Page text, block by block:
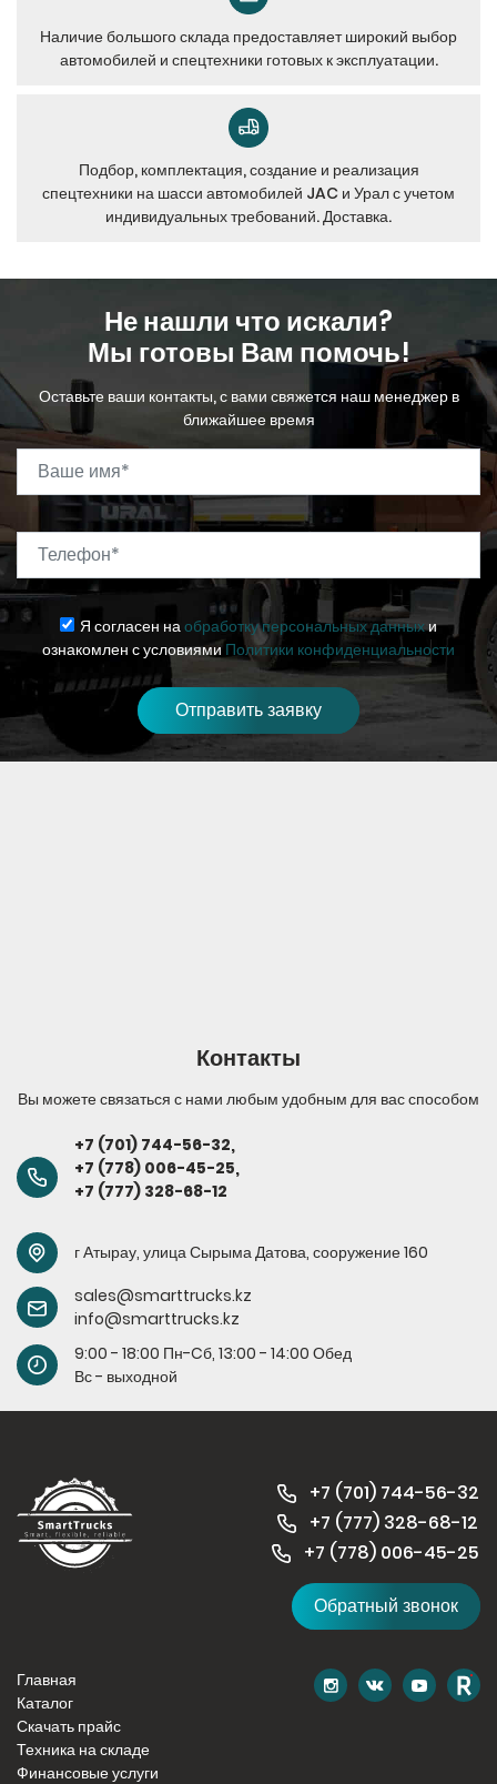
Наличие большого склада предоставляет широкий выбор
автомобилей и спецтехники готовых к эксплуатации.
Подбор, комплектация, создание и реализация
спецтехники на шасси автомобилей JAC и Урал с учетом
индивидуальных требований. Доставка.
Не нашли что искали?
Мы готовы Вам помочь!
Оставьте ваши контакты, с вами свяжется наш менеджер в
ближайшее время
Ваше имя
Телефон *
Я согласен наобработку персональных данныхи
ознакомлен с условиямиПолитики конфиденциальности
Отправить заявку
Контакты
Вы можете связаться с нами любым удобным для вас способом
+7 (701) 744-56-32,
+7 (778) 006-45-25,
+7 (777) 328-68-12
г Атырау, улица Сырыма Датова, сооружение 160
sales@smarttrucks.kz
info@smarttrucks.kz
9:00 - 18:00 Пн-Cб, 13:00 - 14:00 Обед
Вс - выходной
+7 (701) 744-56-32
+7 (777) 328-68-12
+7 (778) 006-45-25
Обратный звонок
Главная
Каталог
Скачать прайс
Техника на складе
Финансовые услуги